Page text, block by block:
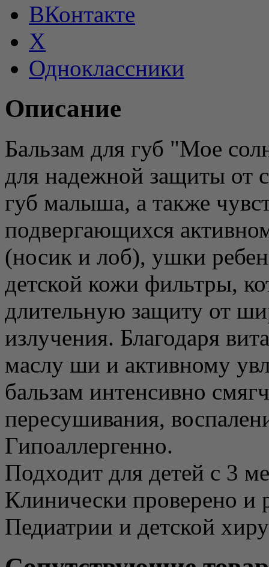
ВКонтакте
X
Одноклассники
Описание
Бальзам для губ "Мое
для надежной защиты от
губ малыша, а также
подвергающихся
(носик и лоб), ушки
детской кожи фильтры,
длительную защиту от
излучения. Благодаря
маслу ши и активному
бальзам интенсивно
пересушивания,
Гипоаллергенно.
Подходит для детей с 3
Клинически проверено
Педиатрии и детской